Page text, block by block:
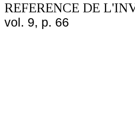
REFERENCE DE
vol. 9, p. 66